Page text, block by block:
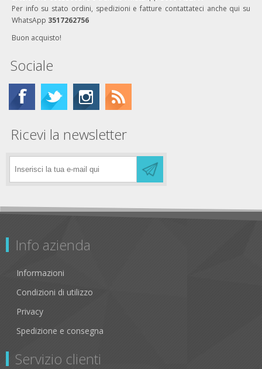
Per info su stato ordini, spedizioni e fatture contattateci anche qui su
WhatsApp 3517262756
Buon acquisto!
Sociale
Ricevi la newsletter
Info azienda
Informazioni
Condizioni di utilizzo
Privacy
Spedizione e consegna
Servizio clienti